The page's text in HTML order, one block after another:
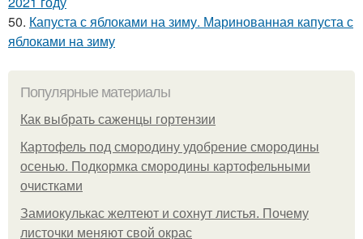
50. Капуста с яблоками на зиму. Маринованная капуста с
яблоками на зиму
Популярные материалы
Как выбрать саженцы гортензии
Картофель под смородину удобрение смородины
осенью. Подкормка смородины картофельными
очистками
Замиокулькас желтеют и сохнут листья. Почему
листочки меняют свой окрас